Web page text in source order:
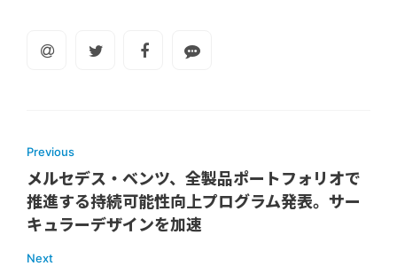
Previous
メルセデス・ベンツ、全製品ポートフォリオで
推進する持続可能性向上プログラム発表。サー
キュラーデザインを加速
Next